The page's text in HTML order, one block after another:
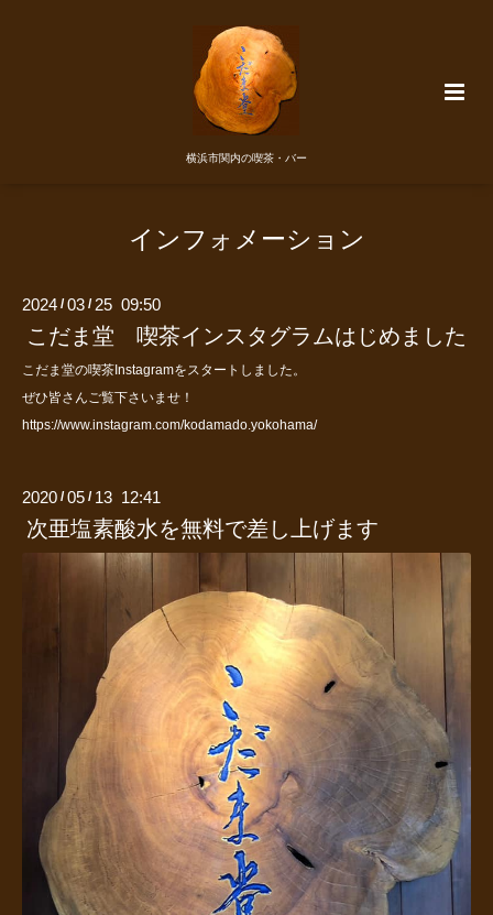
横浜市関内の喫茶・バー
インフォメーション
2024 /03 / 25 09:50
こだま堂 喫茶インスタグラムはじめました
こだま堂の喫茶Instagramをスタートしました。
ぜひ皆さんご覧下さいませ！
https://www.instagram.com/kodamado.yokohama/
2020 /05 / 13 12:41
次亜塩素酸水を無料で差し上げます